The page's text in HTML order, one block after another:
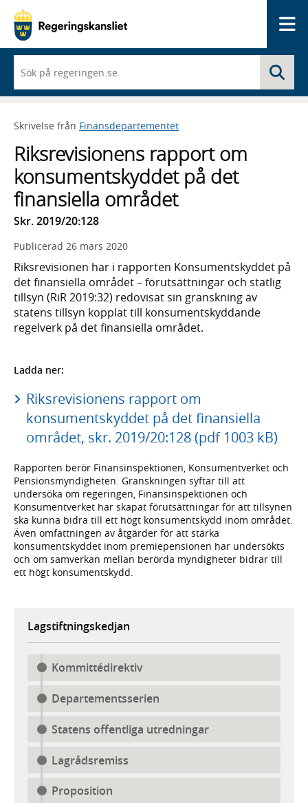
du
börjar
skriva
framträder
lista
med
sökförslag
Skrivelse från Finansdepartementet
Riksrevisionens rapport om
konsumentskyddet på det
finansiella området
Skr. 2019/20:128
Publicerad 26 mars 2020
Riksrevisionen har i rapporten Konsumentskyddet på
det finansiella området – förutsättningar och statlig
tillsyn (RiR 2019:32) redovisat sin granskning av
statens tillsyn kopplat till konsumentskyddande
regelverk på det finansiella området.
Ladda ner:
Riksrevisionens rapport om
konsumentskyddet på det finansiella
området, skr. 2019/20:128 (pdf 1003 kB)
Rapporten berör Finansinspektionen, Konsumentverket och
Pensionsmyndigheten. Granskningen syftar till att
undersöka om regeringen, Finansinspektionen och
Konsumentverket har skapat förutsättningar för att tillsynen
ska kunna bidra till ett högt konsumentskydd inom området.
Även omfattningen av åtgärder för att stärka
konsumentskyddet inom premiepensionen har undersökts
och om samverkan mellan berörda myndigheter bidrar till
ett högt konsumentskydd.
Lagstiftningskedjan
Kommittédirektiv
Departementsserien
Statens offentliga utredningar
Lagrådsremiss
Proposition